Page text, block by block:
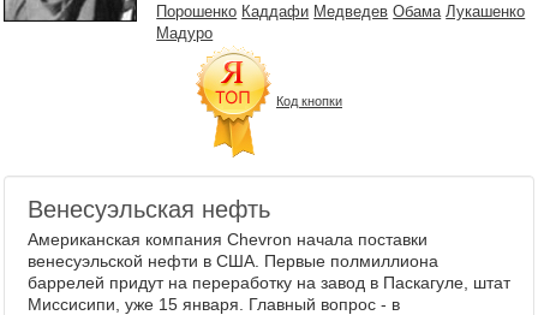
Рейтинги
Архив
Фототоп
Порошенко Каддафи Медведев Обама Лукашенко
Мадуро
Код кнопки
Венесуэльская нефть
Американская компания Chevron начала поставки
венесуэльской нефти в США. Первые полмиллиона
баррелей придут на переработку на завод в Паскагуле, штат
Миссисипи, уже 15 января. Главный вопрос - в